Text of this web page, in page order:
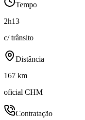
Tempo
2h13
c/ trânsito
Distância
167 km
oficial CHM
Contratação